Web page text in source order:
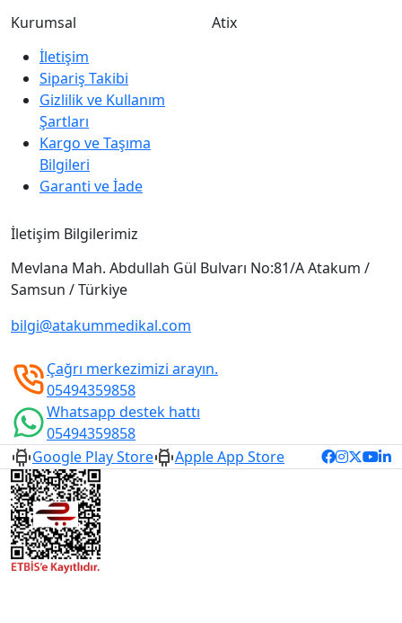
Kurumsal
İletişim
Sipariş Takibi
Gizlilik ve Kullanım
Şartları
Kargo ve Taşıma
Bilgileri
Garanti ve İade
Atix
İletişim Bilgilerimiz
Mevlana Mah. Abdullah Gül Bulvarı No:81/A Atakum /
Samsun / Türkiye
bilgi@atakummedikal.com
Çağrı merkezimizi arayın.
05494359858
Whatsapp destek hattı
05494359858
Google Play Store
Apple App Store